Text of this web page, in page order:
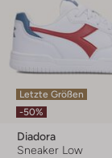
Letzte Größen
-50%
Diadora
Sneaker Low